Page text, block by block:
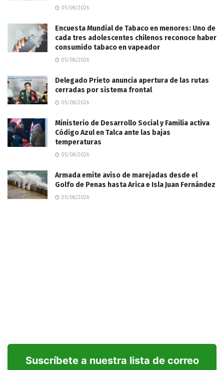
05/08/2026
Encuesta Mundial de Tabaco en menores: Uno de
cada tres adolescentes chilenos reconoce haber
consumido tabaco en vapeador
05/08/2026
Delegado Prieto anuncia apertura de las rutas
cerradas por sistema frontal
05/08/2026
Ministerio de Desarrollo Social y Familia activa
Código Azul en Talca ante las bajas
temperaturas
05/08/2026
​Armada emite aviso de marejadas desde el
Golfo de Penas hasta Arica e Isla Juan Fernández
05/08/2026
Suscríbete a nuestra lista de correo